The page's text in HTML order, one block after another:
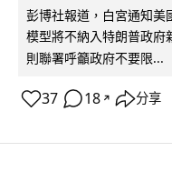
彭博社報道，白宮通知
模型將不納入特朗普政
則聯署呼籲政府不要限...
37 18 ↗ 分享